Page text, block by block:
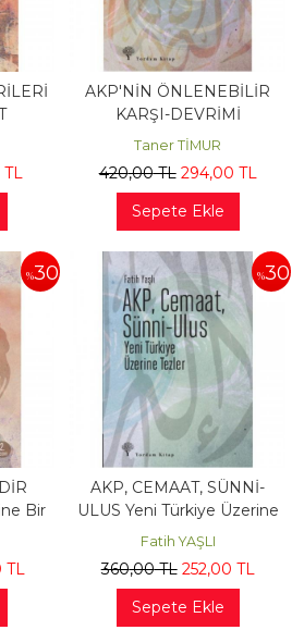
TL
AKP'NİN ÖNLENEBİLİR
KARŞI-DEVRİMİ
Taner TİMUR
420,00TL 294,00 TL
Sepete Ekle
%30
Bir
TL
%30
AKP, CEMAAT, SÜNNİ-
ULUS Yeni Türkiye Üzerine
Tezler
Fatih YAŞLI
360,00TL 252,00 TL
Sepete Ekle